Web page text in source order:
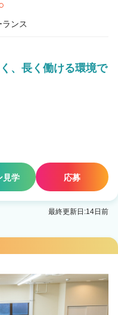
ンス
、長く働ける環境で
見学 応募
最終更新日:14日前